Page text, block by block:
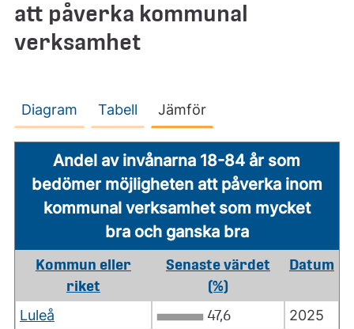
att påverka kommunal
verksamhet
Diagram Tabell Jämför
Andel av invånarna 18-84 år som
bedömer möjligheten att påverka inom
kommunal verksamhet som mycket
bra och ganska bra
Kommun eller
riket
Senaste värdet
(%)
Datum
Luleå 47,6
2025